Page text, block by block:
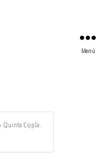
AECID
Menú
Quinta Copla.